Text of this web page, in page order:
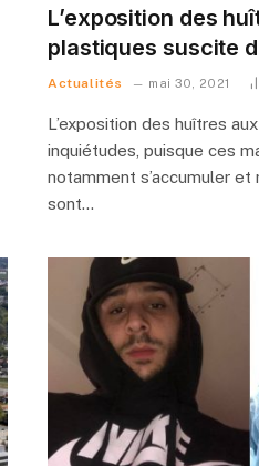
L’exposition des
plastiques suscite
Actualités mai 30, 2021
L’exposition des huîtres
inquiétudes, puisque ces
notamment s’accumuler
sont…